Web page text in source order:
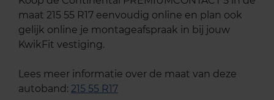
maat 215 55 R17 eenvoudig online en plan ook
gelijk online je montageafspraak in bij jouw
KwikFit vestiging.
Lees meer informatie over de maat van deze
autoband: 215 55 R17